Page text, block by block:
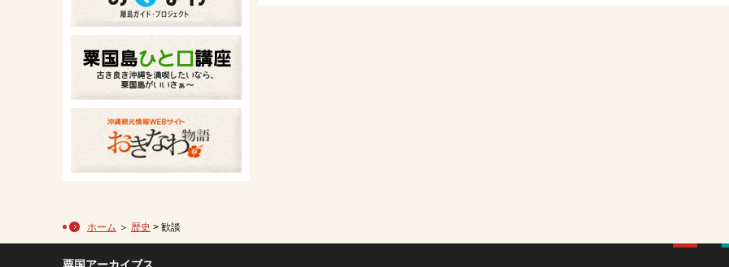
ホーム ＞ 歴史 > 歓談